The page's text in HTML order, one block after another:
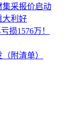
集采报价启动
大利好
损1576万！
附清单）